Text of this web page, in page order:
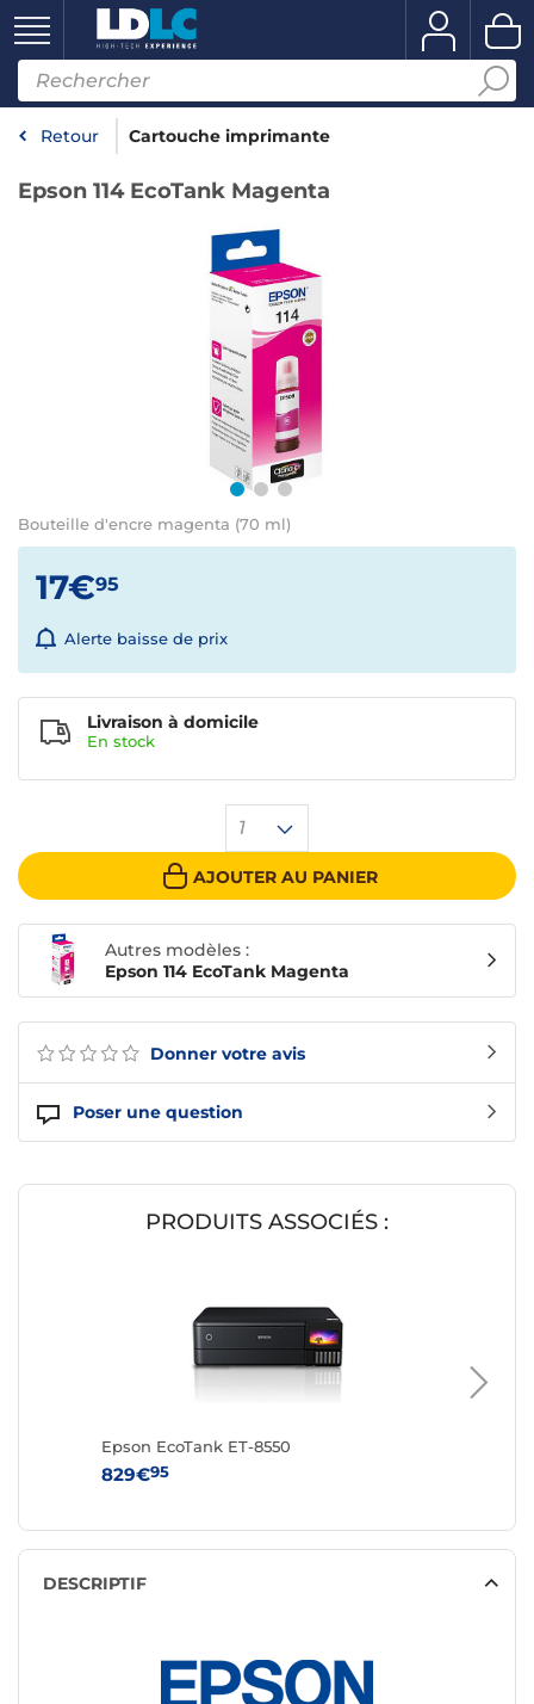
Retour Cartouche imprimante
Epson 114 EcoTank Magenta
Bouteille d'encre magenta (70 ml)
Donner votre avis
Poser une question
17€95
Alerte baisse de prix
1
AJOUTER AU PANIER
Livraison à domicile
En stock
Autres modèles :
Epson 114 EcoTank Magenta
PRODUITS ASSOCIÉS :
Epson EcoTank ET-8550
829€95
DESCRIPTIF